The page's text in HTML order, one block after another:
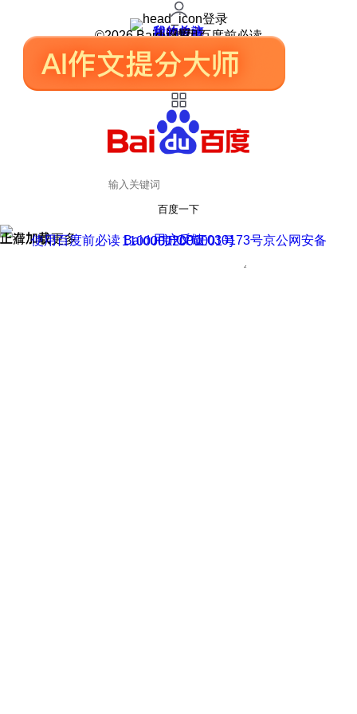
登录
我的关注
我的收藏
皮肤中心
用户反馈
设置
©2026 Baidu 使用百度前必读
百度一下
正在加载
上滑加载更多 用户反馈
使用百度前必读 Baidu 京ICP证030173号
京公网安备11000002000001号